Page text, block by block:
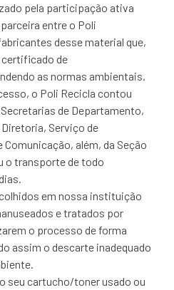
pela participação ativa
entre o Poli
desse material que,
de
as normas ambientais.
o Poli Recicla contou
de Departamento,
Serviço de
além, da Seção
o transporte de todo
em nossa instituição
e tratados por
o processo de forma
assim o descarte inadequado
seu cartucho/toner usado ou